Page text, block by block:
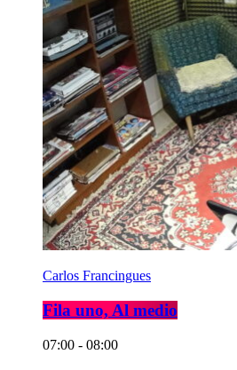
Carlos Francingues
Fila uno, Al medio
07:00 - 08:00